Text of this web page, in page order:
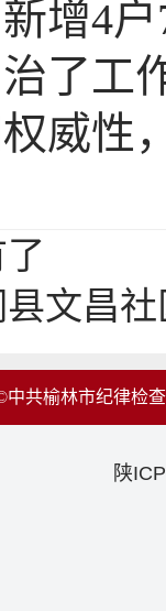
增4
了工
威性
文昌
中共榆林市纪律检
陕